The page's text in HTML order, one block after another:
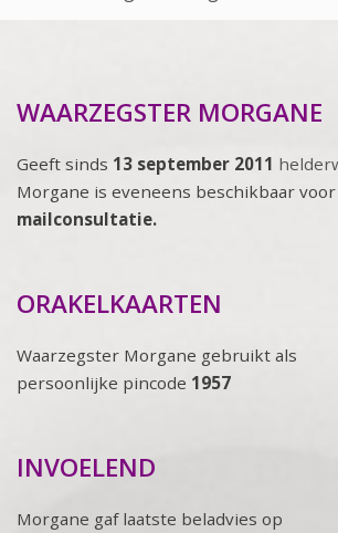
WAARZEGSTER MORGANE
Geeft sinds 13 september 2011
Morgane is eveneens beschikbaar voor
mailconsultatie.
ORAKELKAARTEN
Waarzegster Morgane gebruikt als
persoonlijke pincode 1957
INVOELEND
Morgane gaf laatste beladvies op